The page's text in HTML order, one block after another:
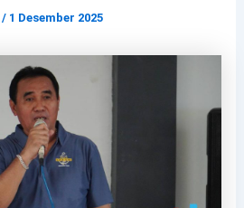
/ 1 Desember 2025